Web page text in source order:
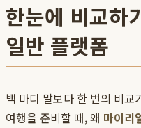
한눈에 비교하
일반 플랫폼
백 마디 말보다 한 번의 비교
여행을 준비할 때, 왜 마이리